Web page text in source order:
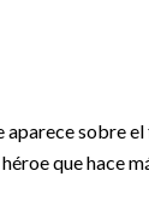
sobre
que hace